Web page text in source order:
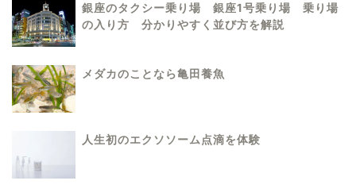
銀座のタクシー乗り場 銀座1号乗り場 乗り場
の入り方 分かりやすく並び方を解説
メダカのことなら亀田養魚
人生初のエクソソーム点滴を体験